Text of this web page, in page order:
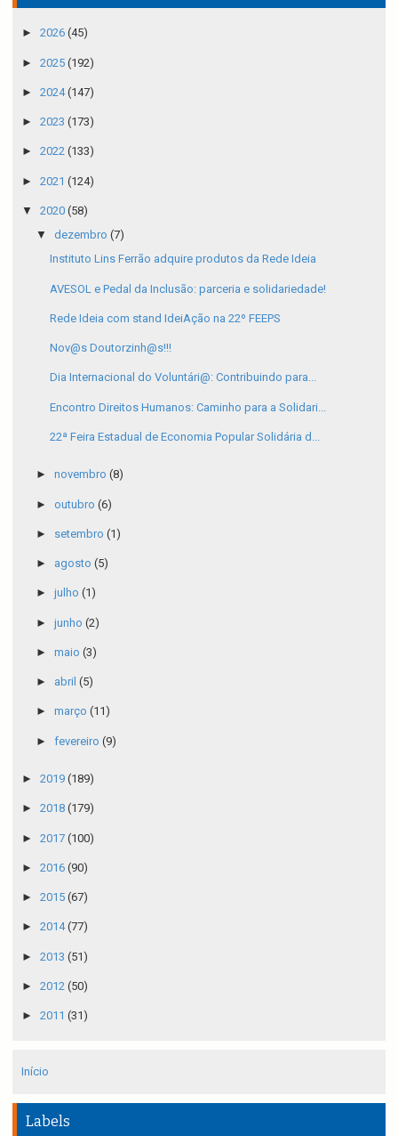
► 2026 (45)
► 2025 (192)
► 2024(147)
► 2023 (173)
► 2022 (133)
► 2021 (124)
▼ 2020 (58)
▼ dezembro (7)
Instituto Lins Ferrão adquire produtos da Rede Ideia
AVESOL e Pedal da Inclusão: parceria e solidariedade!
Rede Ideia com stand IdeiAção na 22º FEEPS
Nov@s Doutorzinh@s!!!
Dia Internacional do Voluntári@: Contribuindo para...
Encontro Direitos Humanos: Caminho para a Solidari...
22ª Feira Estadual de Economia Popular Solidária d...
► novembro (8)
► outubro (6)
► setembro (1)
► agosto (5)
► julho (1)
► junho (2)
► maio (3)
► abril (5)
► março (11)
► fevereiro (9)
► 2019 (189)
► 2018 (179)
► 2017 (100)
► 2016 (90)
► 2015 (67)
► 2014(77)
► 2013 (51)
► 2012 (50)
► 2011 (31)
Início
Labels